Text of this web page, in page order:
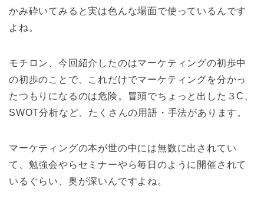
かみ砕いてみると実は色んな場面で使っているんです
よね。
モチロン、今回紹介したのはマーケティングの初歩中
の初歩のことで、これだけでマーケティングを分かっ
たつもりになるのは危険。冒頭でちょっと出した３C、
SWOT分析など、たくさんの用語・手法があります。
マーケティングの本が世の中には無数に出されてい
て、勉強会やらセミナーやら毎日のように開催されて
いるぐらい、奥が深いんですよね。